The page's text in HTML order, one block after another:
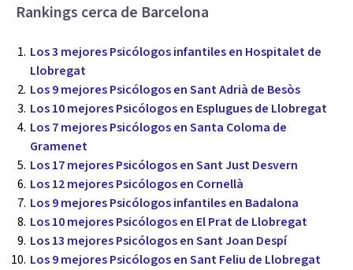
Rankings cerca de Barcelona
Los 3 mejores Psicólogos infantiles en Hospitalet de
Llobregat
Los 9 mejores Psicólogos en Sant Adrià de Besòs
Los 10 mejores Psicólogos en Esplugues de Llobregat
Los 7 mejores Psicólogos en Santa Coloma de
Gramenet
Los 17 mejores Psicólogos en Sant Just Desvern
Los 12 mejores Psicólogos en Cornellà
Los 9 mejores Psicólogos infantiles en Badalona
Los 10 mejores Psicólogos en El Prat de Llobregat
Los 13 mejores Psicólogos en Sant Joan Despí
Los 9 mejores Psicólogos en Sant Feliu de Llobregat